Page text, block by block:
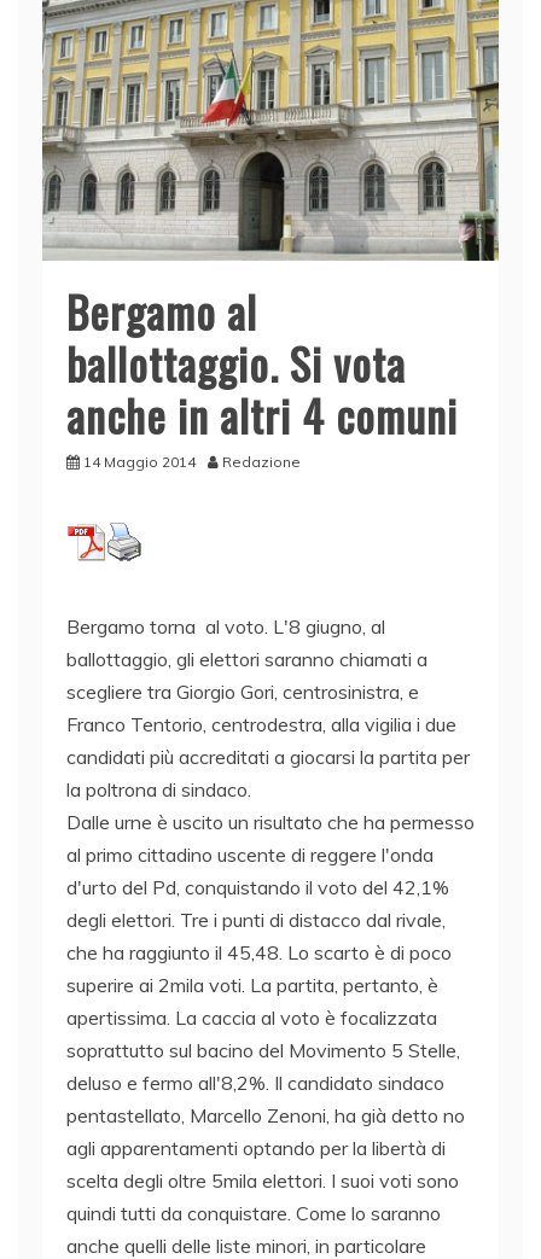
Bergamo al
ballottaggio. Si vota
anche in altri 4 comuni
14 Maggio 2014 Redazione
Bergamo torna al voto. L'8 giugno, al
ballottaggio, gli elettori saranno chiamati a
scegliere tra Giorgio Gori, centrosinistra, e
Franco Tentorio, centrodestra, alla vigilia i due
candidati più accreditati a giocarsi la partita per
la poltrona di sindaco.
Dalle urne è uscito un risultato che ha permesso
al primo cittadino uscente di reggere l'onda
d'urto del Pd, conquistando il voto del 42,1%
degli elettori. Tre i punti di distacco dal rivale,
che ha raggiunto il 45,48. Lo scarto è di poco
superire ai 2mila voti. La partita, pertanto, è
apertissima. La caccia al voto è focalizzata
soprattutto sul bacino del Movimento 5 Stelle,
deluso e fermo all'8,2%. Il candidato sindaco
pentastellato, Marcello Zenoni, ha già detto no
agli apparentamenti optando per la libertà di
scelta degli oltre 5mila elettori. I suoi voti sono
quindi tutti da conquistare. Come lo saranno
anche quelli delle liste minori, in particolare